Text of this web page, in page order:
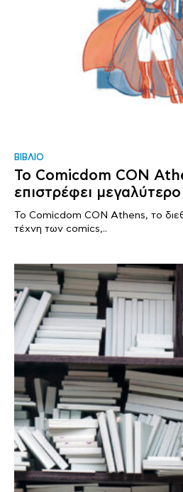
ΒΙΒΛΙΟ
Το Comicdom CON
επιστρέφει
Το Comicdom CON Athens, το
τέχνη των comics,..